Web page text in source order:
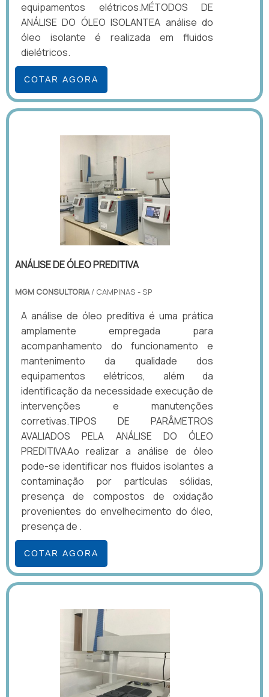
equipamentos elétricos.MÉTODOS DE
ANÁLISE DO ÓLEO ISOLANTEA análise do
óleo isolante é realizada em fluidos
dielétricos.
COTAR AGORA
ANÁLISE DE ÓLEO PREDITIVA
MGM CONSULTORIA/ CAMPINAS - SP
A análise de óleo preditiva é uma prática
amplamente empregada para
acompanhamento do funcionamento e
mantenimento da qualidade dos
equipamentos elétricos, além da
identificação da necessidade execução de
intervenções e manutenções
corretivas.TIPOS DE PARÂMETROS
AVALIADOS PELA ANÁLISE DO ÓLEO
PREDITIVAAo realizar a análise de óleo
pode-se identificar nos fluidos isolantes a
contaminação por partículas sólidas,
presença de compostos de oxidação
provenientes do envelhecimento do óleo,
presença de .
COTAR AGORA